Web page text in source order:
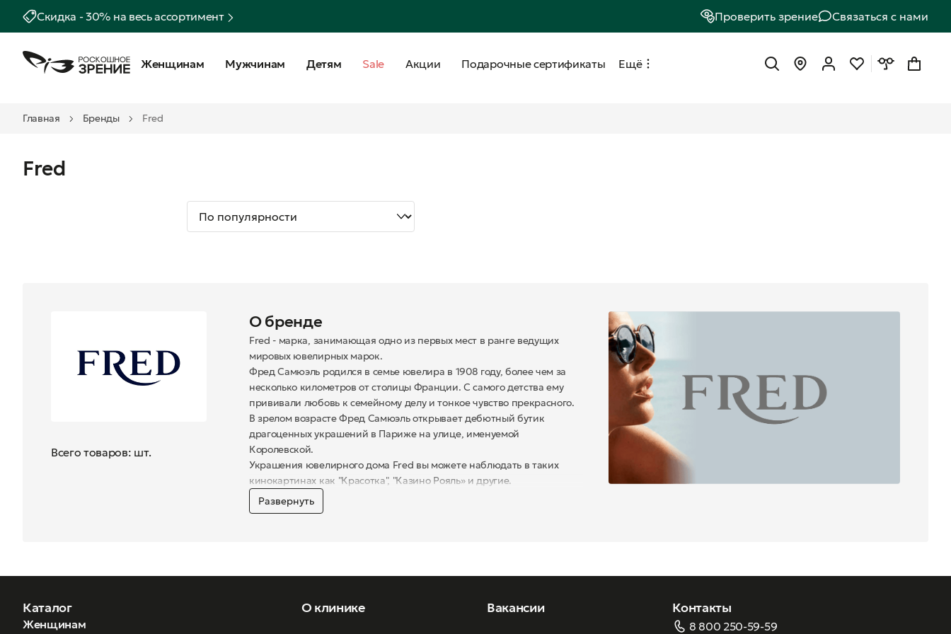
Скидка - 30% на весь ассортимент Проверить зрение Связаться с нами
Женщинам Мужчинам Детям Sale Акции Подарочные сертификаты Ещё
Главная Бренды Fred
Fred
Всего товаров: шт.
О бренде
Fred - марка, занимающая одно из первых мест в ранге ведущих
мировых ювелирных марок.
Фред Самюэль родился в семье ювелира в 1908 году, более чем за
несколько километров от столицы Франции. С самого детства ему
прививали любовь к семейному делу и тонкое чувство прекрасного.
В зрелом возрасте Фред Самюэль открывает дебютный бутик
драгоценных украшений в Париже на улице, именуемой
Королевской.
Украшения ювелирного дома Fred вы можете наблюдать в таких
кинокартинах как "Красотка", "Казино Рояль» и другие.
При изготовлении оправ Fred задействуют около 300
другой марке оправ такого класса. Роскошный характер коллекции
Каждая модель проходит качественный контроль, имеет документ
Развернуть
Каталог
Женщинам
О клинике Вакансии Контакты
8 800 250-59-59